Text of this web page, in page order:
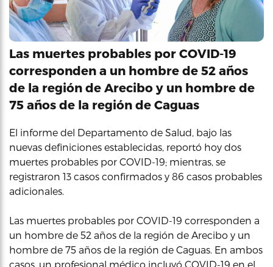
Las muertes probables por COVID-19
corresponden a un hombre de 52 años
de la región de Arecibo y un hombre de
75 años de la región de Caguas
El informe del Departamento de Salud, bajo las
nuevas definiciones establecidas, reportó hoy dos
muertes probables por COVID-19; mientras, se
registraron 13 casos confirmados y 86 casos probables
adicionales.
Las muertes probables por COVID-19 corresponden a
un hombre de 52 años de la región de Arecibo y un
hombre de 75 años de la región de Caguas. En ambos
casos, un profesional médico incluyó COVID-19 en el